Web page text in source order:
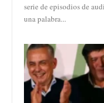
serie de episodios de
una palabra...